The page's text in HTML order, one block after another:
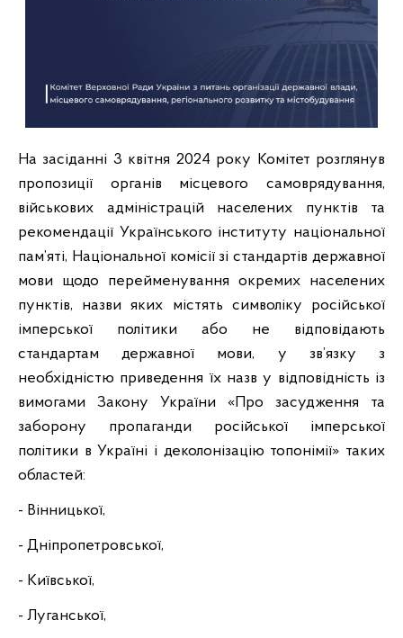
На засіданні 3 квітня 2024 року Комітет розглянув
пропозиції органів місцевого самоврядування,
військових адміністрацій населених пунктів та
рекомендації Українського інституту національної
пам’яті, Національної комісії зі стандартів державної
мови щодо перейменування окремих населених
пунктів, назви яких містять символіку російської
імперської політики або не відповідають
стандартам державної мови, у зв’язку з
необхідністю приведення їх назв у відповідність із
вимогами Закону України «Про засудження та
заборону пропаганди російської імперської
політики в Україні і деколонізацію топонімії» таких
областей:
- Вінницької,
- Дніпропетровської,
- Київської,
- Луганської,